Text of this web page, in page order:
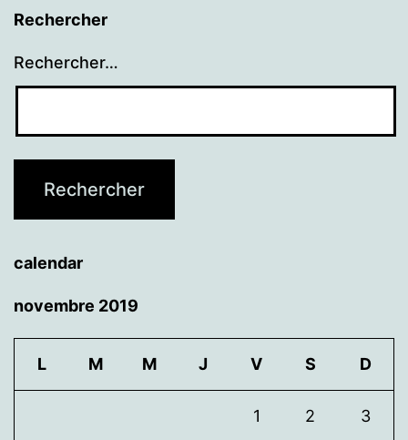
Rechercher
Rechercher…
calendar
novembre 2019
L M M J V S D
1 2 3